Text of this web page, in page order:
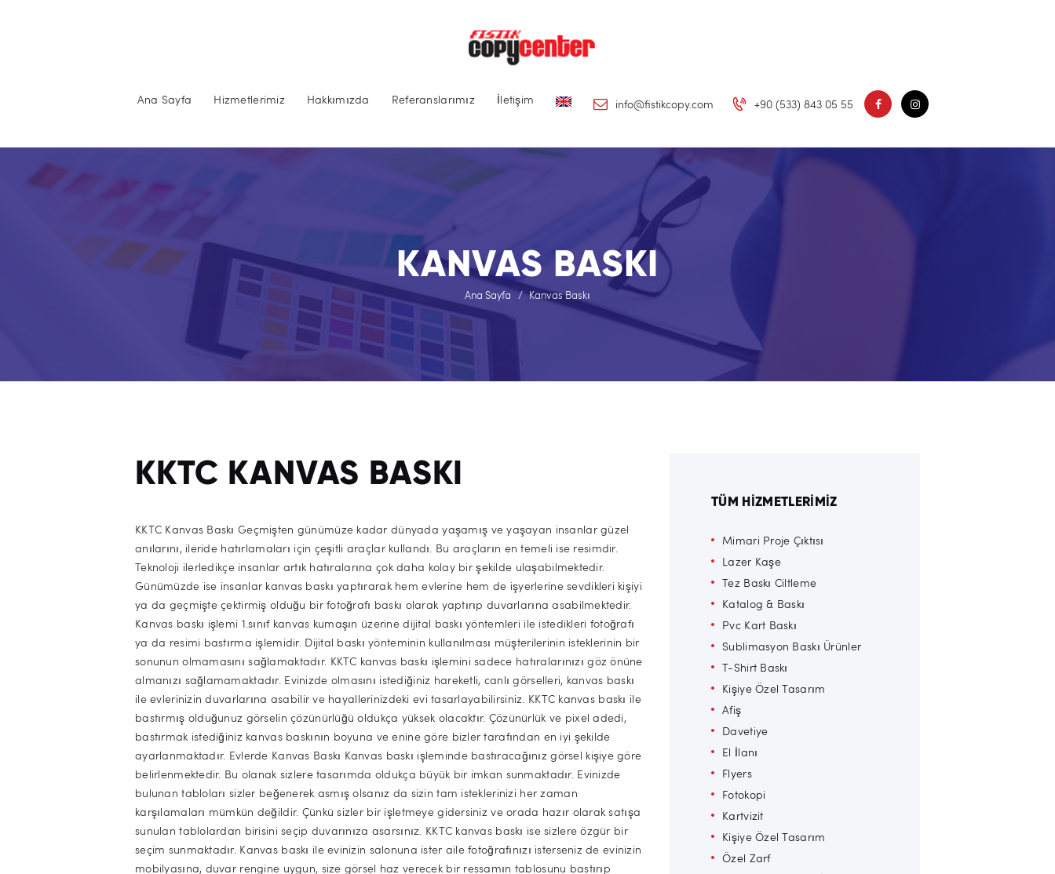
Ana Sayfa Hizmetlerimiz Hakkımızda Referanslarımız İletişim info@fistikcopy.com +90 (533) 843 05 55
KANVAS BASKI
Ana Sayfa Kanvas Baskı
Hizmetlerimiz
Hakkımızda
Referanslarımız
KKTC KANVAS BASKI
KKTC Kanvas Baskı Geçmişten günümüze kadar dünyada yaşamış ve yaşayan insanlar güzel
anılarını, ileride hatırlamaları için çeşitli araçlar kullandı. Bu araçların en temeli ise resimdir.
Teknoloji ilerledikçe insanlar artık hatıralarına çok daha kolay bir şekilde ulaşabilmektedir.
Günümüzde ise insanlar kanvas baskı yaptırarak hem evlerine hem de işyerlerine sevdikleri kişiyi
ya da geçmişte çektirmiş olduğu bir fotoğrafı baskı olarak yaptırıp duvarlarına asabilmektedir.
Kanvas baskı işlemi 1.sınıf kanvas kumaşın üzerine dijital baskı yöntemleri ile istedikleri fotoğrafı
ya da resimi bastırma işlemidir. Dijital baskı yönteminin kullanılması müşterilerinin isteklerinin bir
sonunun olmamasını sağlamaktadır. KKTC kanvas baskı işlemini sadece hatıralarınızı göz önüne
almanızı sağlamamaktadır. Evinizde olmasını istediğiniz hareketli, canlı görselleri, kanvas baskı
ile evlerinizin duvarlarına asabilir ve hayallerinizdeki evi tasarlayabilirsiniz. KKTC kanvas baskı ile
bastırmış olduğunuz görselin çözünürlüğü oldukça yüksek olacaktır. Çözünürlük ve pixel adedi,
bastırmak istediğiniz kanvas baskının boyuna ve enine göre bizler tarafından en iyi şekilde
ayarlanmaktadır. Evlerde Kanvas Baskı Kanvas baskı işleminde bastıracağınız görsel kişiye göre
belirlenmektedir. Bu olanak sizlere tasarımda oldukça büyük bir imkan sunmaktadır. Evinizde
bulunan tabloları sizler beğenerek asmış olsanız da sizin tam isteklerinizi her zaman
karşılamaları mümkün değildir. Çünkü sizler bir işletmeye gidersiniz ve orada hazır olarak satışa
sunulan tablolardan birisini seçip duvarınıza asarsınız. KKTC kanvas baskı ise sizlere özgür bir
seçim sunmaktadır. Kanvas baskı ile evinizin salonuna ister aile fotoğrafınızı isterseniz de evinizin
mobilyasına, duvar rengine uygun, size görsel haz verecek bir ressamın tablosunu bastırıp
TÜM HİZMETLERİMİZ
Mimari Proje Çıktısı
Lazer Kaşe
Tez Baskı Ciltleme
Katalog & Baskı
Pvc Kart Baskı
Sublimasyon Baskı Ürünler
T-Shirt Baskı
Kişiye Özel Tasarım
Afiş
Davetiye
El İlanı
Flyers
Fotokopi
Kartvizit
Kişiye Özel Tasarım
Özel Zarf